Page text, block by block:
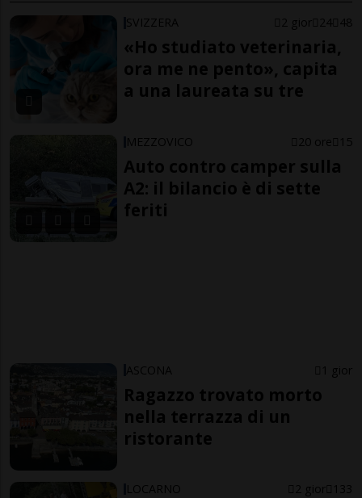
SVIZZERA 2 gior 24 48
«Ho studiato veterinaria,
ora me ne pento», capita
a una laureata su tre
MEZZOVICO 20 ore 15
Auto contro camper sulla
A2: il bilancio è di sette
feriti
ASCONA 1 gior
Ragazzo trovato morto
nella terrazza di un
ristorante
LOCARNO 2 gior 133